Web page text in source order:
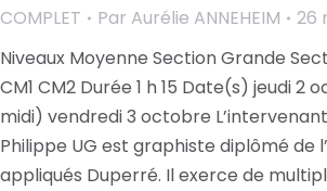
COMPLET Par Aurélie ANNEHEIM
26
Niveaux Moyenne Section Grande
CM1 CM2 Durée 1 h 15 Date(s) jeudi 2
midi) vendredi 3 octobre
Philippe UG est graphiste diplômé de
appliqués Duperré. Il exerce de